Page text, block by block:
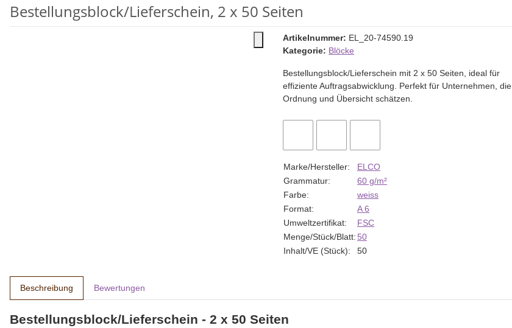
Bestellungsblock/Lieferschein, 2 x 50 Seiten
Artikelnummer: EL_20-74590.19
Kategorie: Blöcke
Bestellungsblock/Lieferschein mit 2 x 50 Seiten, ideal für
effiziente Auftragsabwicklung. Perfekt für Unternehmen, die
Ordnung und Übersicht schätzen.
Marke/Hersteller:
ELCO
Grammatur:
60 g/m²
Farbe:
weiss
Format:
A 6
Umweltzertifikat:
FSC
Menge/Stück/Blatt: 50
Inhalt/VE (Stück):
50
Beschreibung Bewertungen
Bestellungsblock/Lieferschein - 2 x 50 Seiten